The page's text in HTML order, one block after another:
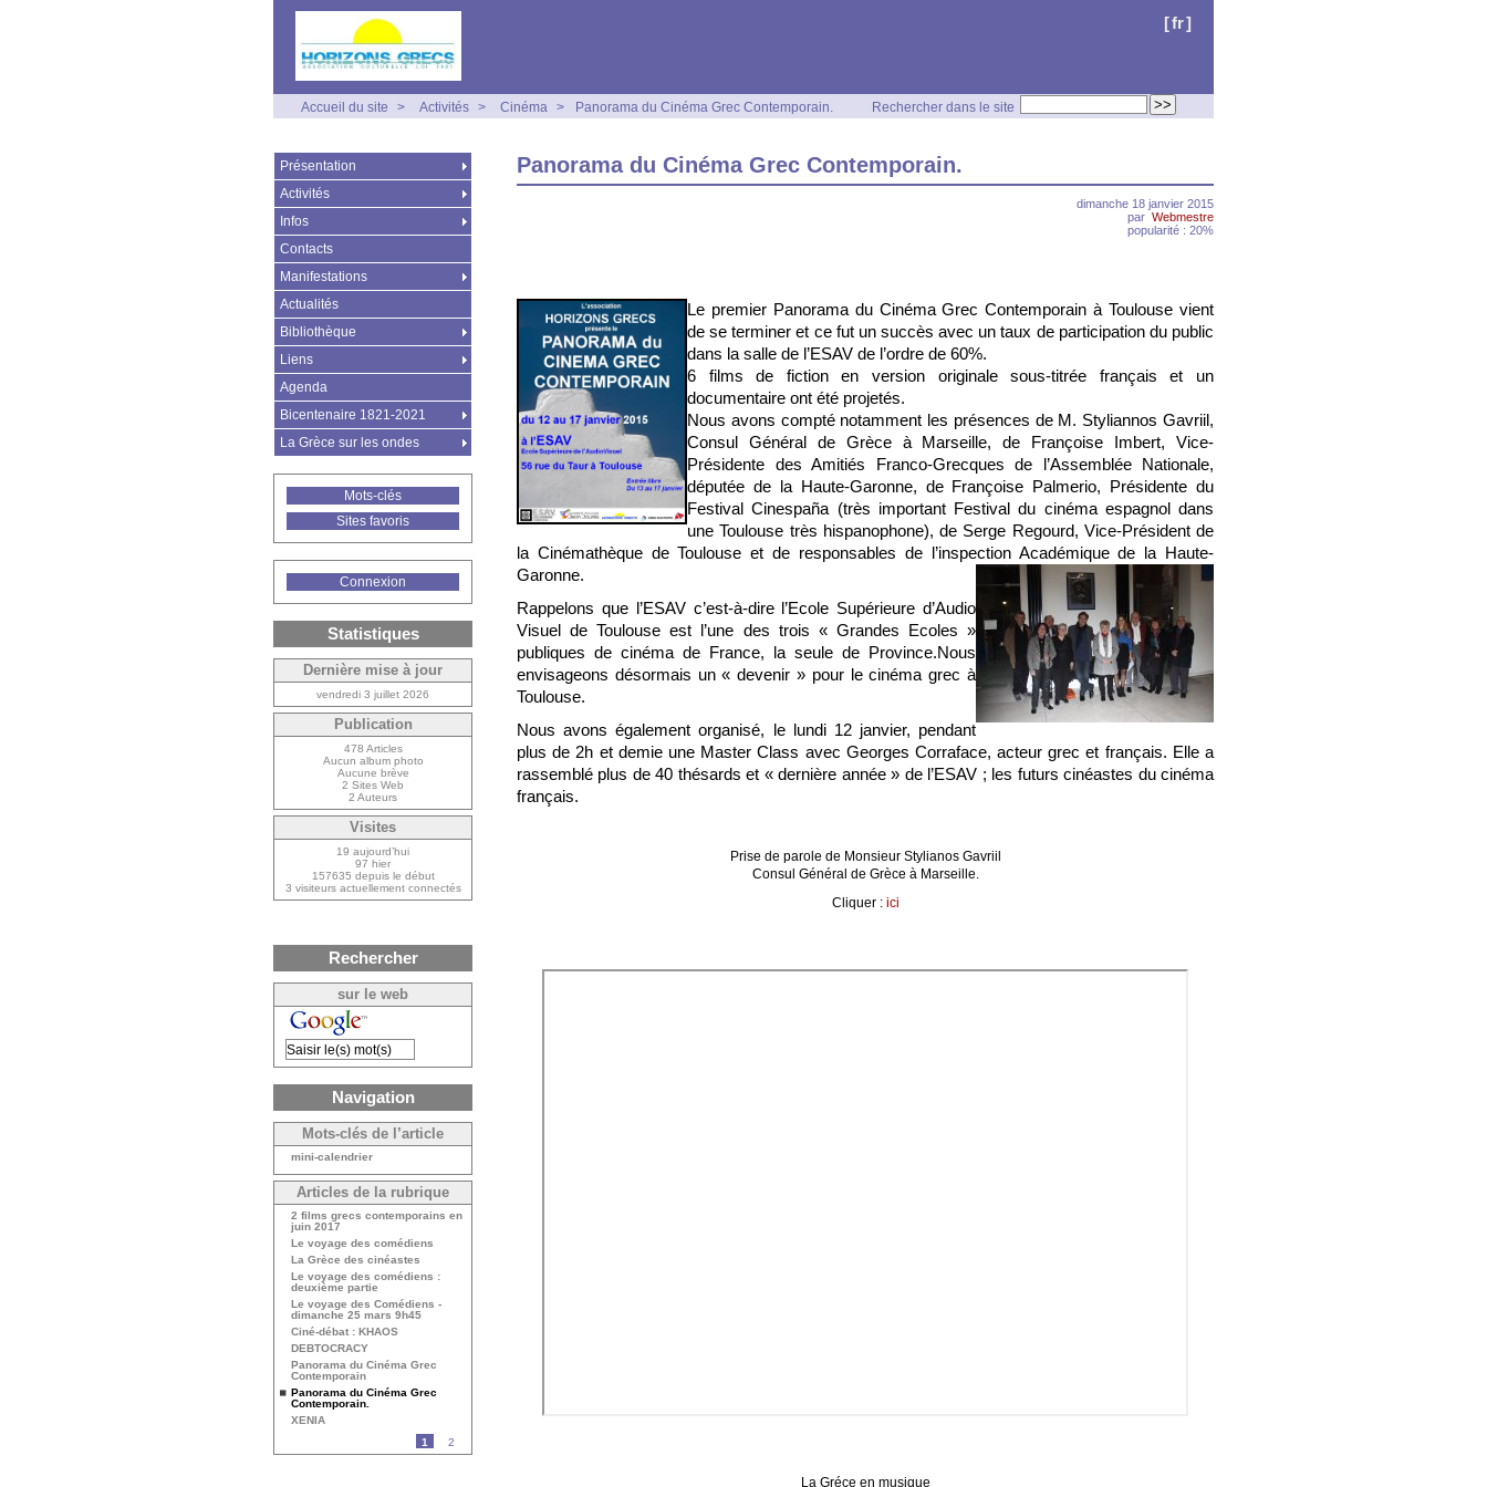
[fr]
Rechercher dans le site
Accueil du site > Activités > Cinéma > Panorama du Cinéma Grec Contemporain.
Panorama du Cinéma Grec Contemporain.
dimanche 18 janvier 2015
par Webmestre
popularité : 20%
Le premier Panorama du Cinéma Grec Contemporain à Toulouse vient
de se terminer et ce fut un succès avec un taux de participation du public
dans la salle de l’ESAV de l’ordre de 60%.
6 films de fiction en version originale sous-titrée français et un
documentaire ont été projetés.
Nous avons compté notamment les présences de M. Styliannos Gavriil,
Consul Général de Grèce à Marseille, de Françoise Imbert, Vice-
Présidente des Amitiés Franco-Grecques de l’Assemblée Nationale,
députée de la Haute-Garonne, de Françoise Palmerio, Présidente du
Festival Cinespaña (très important Festival du cinéma espagnol dans
une Toulouse très hispanophone), de Serge Regourd, Vice-Président de
la Cinémathèque de Toulouse et de responsables de l’inspection Académique de la Haute-
Garonne.
Rappelons que l’ESAV c’est-à-dire l’Ecole Supérieure d’Audio
Visuel de Toulouse est l’une des trois « Grandes Ecoles »
publiques de cinéma de France, la seule de Province.Nous
envisageons désormais un « devenir » pour le cinéma grec à
Toulouse.
Nous avons également organisé, le lundi 12 janvier, pendant
plus de 2h et demie une Master Class avec Georges Corraface, acteur grec et français. Elle a
rassemblé plus de 40 thésards et « dernière année » de l’ESAV ; les futurs cinéastes du cinéma
français.
Prise de parole de Monsieur Stylianos Gavriil
Consul Général de Grèce à Marseille.
Cliquer : ici
La Gréce en musique
Présentation
Activités
Infos
Contacts
Manifestations
Actualités
Bibliothèque
Liens
Agenda
Bicentenaire 1821-2021
La Grèce sur les ondes
Mots-clés
Sites favoris
Connexion
Statistiques
Dernière mise à jour
vendredi 3 juillet 2026
Publication
478 Articles
Aucun album photo
Aucune brève
2 Sites Web
2 Auteurs
Visites
19 aujourd’hui
97 hier
157635 depuis le début
3 visiteurs actuellement connectés
Rechercher
sur le web
Navigation
Mots-clés de l’article
mini-calendrier
Articles de la rubrique
2 films grecs contemporains en
juin 2017
Le voyage des comédiens
La Grèce des cinéastes
Le voyage des comédiens :
deuxième partie
Le voyage des Comédiens -
dimanche 25 mars 9h45
Ciné-débat : KHAOS
DEBTOCRACY
Panorama du Cinéma Grec
Contemporain
Panorama du Cinéma Grec
Contemporain.
XENIA
1
2